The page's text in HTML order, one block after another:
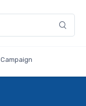
Campaign